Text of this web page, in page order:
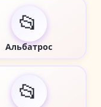
📂
Альбатрос
📂